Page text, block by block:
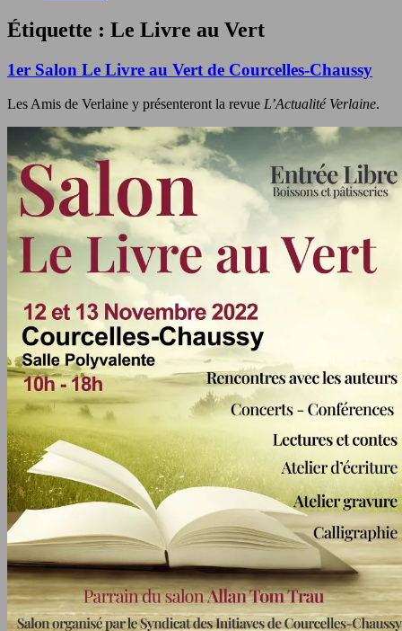
Étiquette : Le Livre au Vert
1er Salon Le Livre au Vert de Courcelles-Chaussy
Les Amis de Verlaine y présenteront la revue L’Actualité Verlaine.